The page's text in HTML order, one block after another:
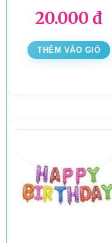
20.000 đ
THÊM VÀO GIỎ